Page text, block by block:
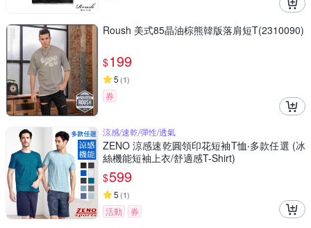
Roush 美式85晶油棕熊韓版落肩短T(2310090)
$199
5 (1)
券
涼感/速乾/彈性/透氣
ZENO 涼感速乾圓領印花短袖T恤‧多款任選 (冰
絲機能短袖上衣/舒適感T-Shirt)
$599
5 (1)
活動
券